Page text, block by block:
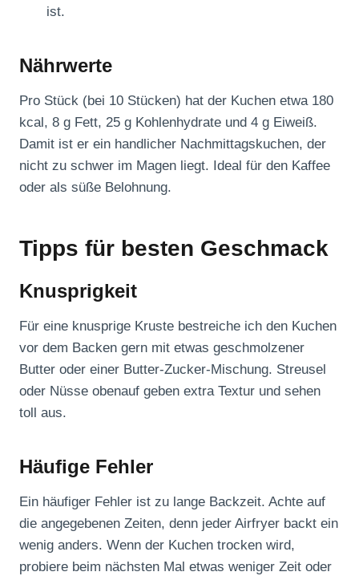
ist.
Nährwerte
Pro Stück (bei 10 Stücken) hat der Kuchen etwa 180
kcal, 8 g Fett, 25 g Kohlenhydrate und 4 g Eiweiß.
Damit ist er ein handlicher Nachmittagskuchen, der
nicht zu schwer im Magen liegt. Ideal für den Kaffee
oder als süße Belohnung.
Tipps für besten Geschmack
Knusprigkeit
Für eine knusprige Kruste bestreiche ich den Kuchen
vor dem Backen gern mit etwas geschmolzener
Butter oder einer Butter-Zucker-Mischung. Streusel
oder Nüsse obenauf geben extra Textur und sehen
toll aus.
Häufige Fehler
Ein häufiger Fehler ist zu lange Backzeit. Achte auf
die angegebenen Zeiten, denn jeder Airfryer backt ein
wenig anders. Wenn der Kuchen trocken wird,
probiere beim nächsten Mal etwas weniger Zeit oder